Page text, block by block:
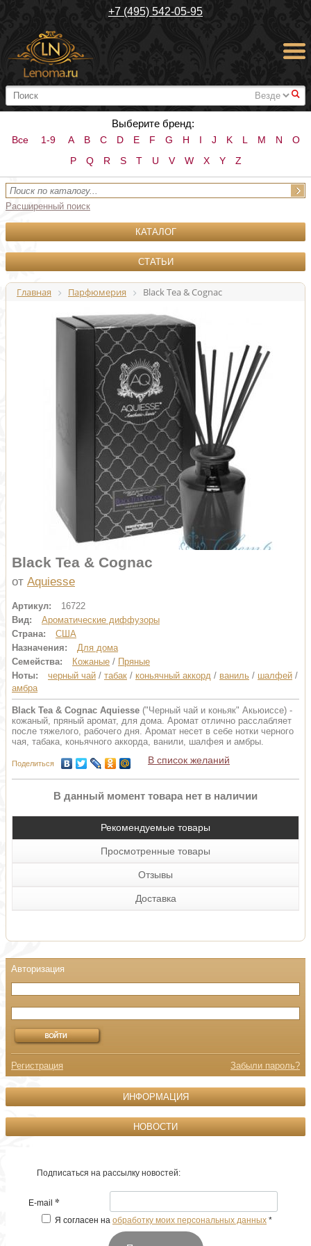
+7 (495) 542-05-95
#
Выберите бренд:
Все 1-9 A B C D E F G H I J K L M N
O
P
Q R S T U V W X Y Z
Расширенный поиск
КАТАЛОГ
СТАТЬИ
Главная Парфюмерия Black Tea & Cognac
Black Tea & Cognac
от Aquiesse
Артикул:
16722
Вид:
Ароматические диффузоры
Страна:
США
Назначения:
Для дома
Семейства:
Кожаные / Пряные
Ноты:
черный чай / табак / коньячный аккорд / ваниль / шалфей /
амбра
Black Tea & Cognac Aquiesse ("Черный чай и коньяк" Акьюиссе) -
кожаный, пряный аромат, для дома. Аромат отлично расслабляет
после тяжелого, рабочего дня. Аромат несет в себе нотки черного
чая, табака, коньячного аккорда, ванили, шалфея и амбры.
Поделиться В список желаний
В данный момент товара нет в наличии
Рекомендуемые товары
Просмотренные товары
Отзывы
Доставка
Регистрация Забыли пароль?
ИНФОРМАЦИЯ
НОВОСТИ
Подписаться на рассылку новостей:
E-mail *
Я согласен на обработку моих персональных данных *